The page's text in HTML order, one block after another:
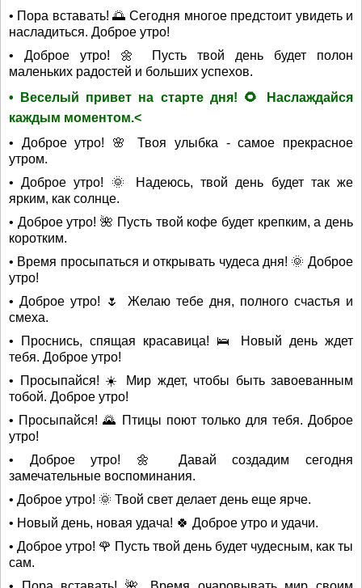
• Пора вставать! 🌅 Сегодня многое предстоит увидеть и
насладиться. Доброе утро!
• Доброе утро! 🌼 Пусть твой день будет полон
маленьких радостей и больших успехов.
• Веселый привет на старте дня! 🌻 Наслаждайся
каждым моментом.<
• Доброе утро! 🌸 Твоя улыбка - самое прекрасное
утром.
• Доброе утро! 🌞 Надеюсь, твой день будет так же
ярким, как солнце.
• Доброе утро! 🌺 Пусть твой кофе будет крепким, а день
коротким.
• Время просыпаться и открывать чудеса дня! 🌞 Доброе
утро!
• Доброе утро! 🌷 Желаю тебе дня, полного счастья и
смеха.
• Проснись, спящая красавица! 🛌 Новый день ждет
тебя. Доброе утро!
• Просыпайся! ☀️ Мир ждет, чтобы быть завоеванным
тобой. Доброе утро!
• Просыпайся! 🌄 Птицы поют только для тебя. Доброе
утро!
• Доброе утро! 🌼 Давай создадим сегодня
замечательные воспоминания.
• Доброе утро! 🌞 Твой свет делает день еще ярче.
• Новый день, новая удача! 🍀 Доброе утро и удачи.
• Доброе утро! 🌹 Пусть твой день будет чудесным, как ты
сам.